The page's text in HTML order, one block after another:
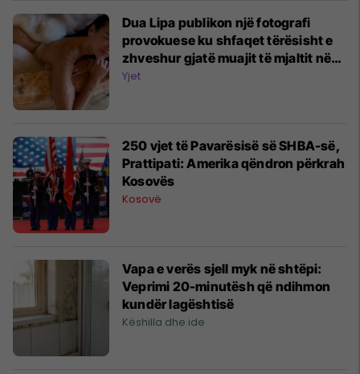
Dua Lipa publikon një fotografi
provokuese ku shfaqet tërësisht e
zhveshur gjatë muajit të mjaltit në
Itali
Yjet
​250 vjet të Pavarësisë së SHBA-së,
Prattipati: Amerika qëndron përkrah
Kosovës
Kosovë
Vapa e verës sjell myk në shtëpi:
Veprimi 20-minutësh që ndihmon
kundër lagështisë
Këshilla dhe ide